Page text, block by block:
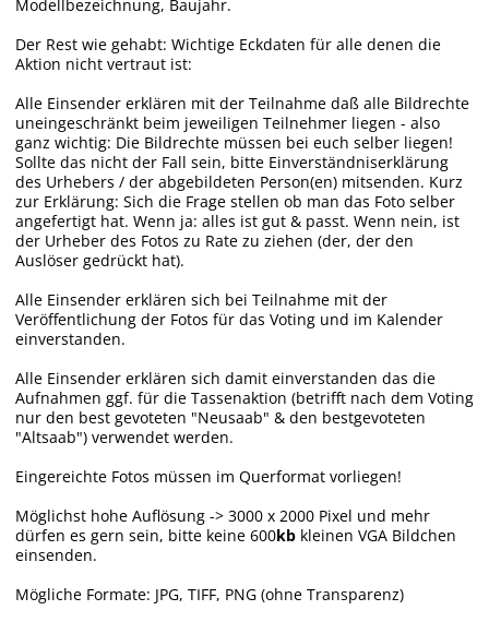
Modellbezeichnung, Baujahr.
Der Rest wie gehabt: Wichtige Eckdaten für alle denen die
Aktion nicht vertraut ist:
Alle Einsender erklären mit der Teilnahme daß alle Bildrechte
uneingeschränkt beim jeweiligen Teilnehmer liegen - also
ganz wichtig: Die Bildrechte müssen bei euch selber liegen!
Sollte das nicht der Fall sein, bitte Einverständniserklärung
des Urhebers / der abgebildeten Person(en) mitsenden. Kurz
zur Erklärung: Sich die Frage stellen ob man das Foto selber
angefertigt hat. Wenn ja: alles ist gut & passt. Wenn nein, ist
der Urheber des Fotos zu Rate zu ziehen (der, der den
Auslöser gedrückt hat).
Alle Einsender erklären sich bei Teilnahme mit der
Veröffentlichung der Fotos für das Voting und im Kalender
einverstanden.
Alle Einsender erklären sich damit einverstanden das die
Aufnahmen ggf. für die Tassenaktion (betrifft nach dem Voting
nur den best gevoteten "Neusaab" & den bestgevoteten
"Altsaab") verwendet werden.
Eingereichte Fotos müssen im Querformat vorliegen!
Möglichst hohe Auflösung -> 3000 x 2000 Pixel und mehr
dürfen es gern sein, bitte keine 600kb kleinen VGA Bildchen
einsenden.
Mögliche Formate: JPG, TIFF, PNG (ohne Transparenz)